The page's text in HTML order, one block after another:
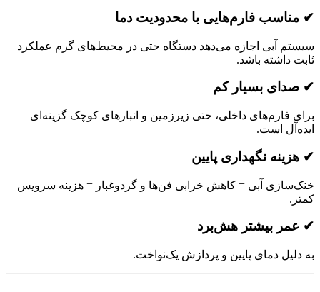
✔ مناسب فارم‌هایی با محدودیت دما
سیستم آبی اجازه می‌دهد دستگاه حتی در محیط‌های گرم عملکرد
ثابت داشته باشد.
✔ صدای بسیار کم
برای فارم‌های داخلی، حتی زیرزمین و انبارهای کوچک گزینه‌ای
ایده‌آل است.
✔ هزینه نگهداری پایین
خنک‌سازی آبی = کاهش خرابی فن‌ها و گردوغبار = هزینه سرویس
کمتر.
✔ عمر بیشتر هش‌برد
به دلیل دمای پایین و پردازش یک‌نواخت.